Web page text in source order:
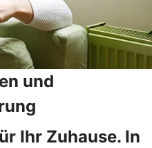
und
Ihr Zuhause. In